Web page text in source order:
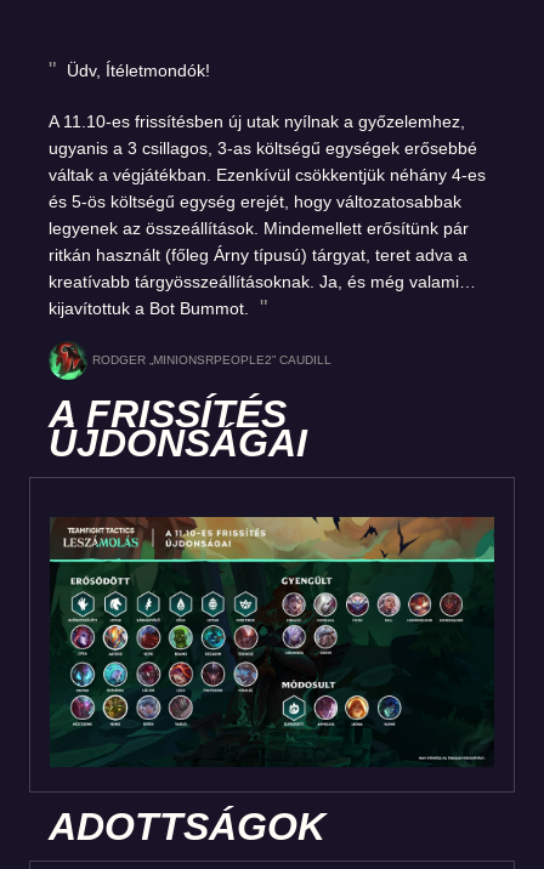
Üdv, Ítéletmondók!
A 11.10-es frissítésben új utak nyílnak a győzelemhez,
ugyanis a 3 csillagos, 3-as költségű egységek erősebbé
váltak a végjátékban. Ezenkívül csökkentjük néhány 4-es
és 5-ös költségű egység erejét, hogy változatosabbak
legyenek az összeállítások. Mindemellett erősítünk pár
ritkán használt (főleg Árny típusú) tárgyat, teret adva a
kreatívabb tárgyösszeállításoknak. Ja, és még valami…
kijavítottuk a Bot Bummot.
RODGER „MINIONSRPEOPLE2” CAUDILL
A FRISSÍTÉS
ÚJDONSÁGAI
ADOTTSÁGOK